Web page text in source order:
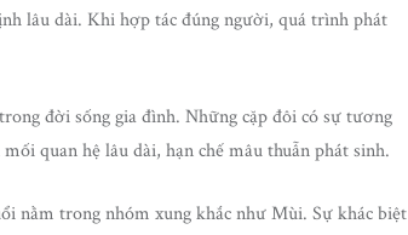
lâu dài. Khi hợp tác đúng người, quá trình phát
đời sống gia đình. Những cặp đôi có sự tương
quan hệ lâu dài, hạn chế mâu thuẫn phát sinh.
nằm trong nhóm xung khắc như Mùi. Sự khác biệt